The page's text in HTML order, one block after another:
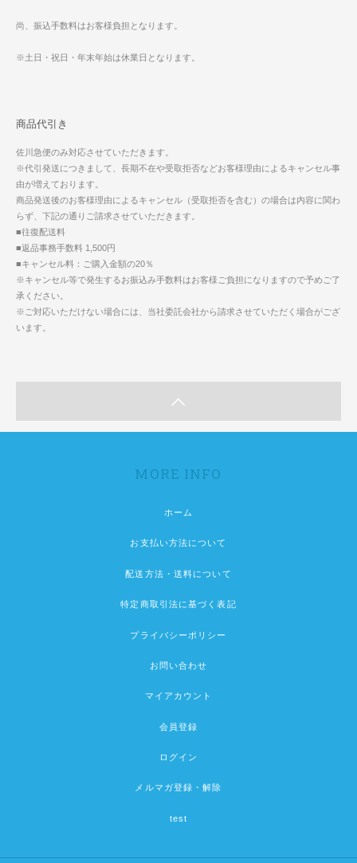
尚、振込手数料はお客様負担となります。
※土日・祝日・年末年始は休業日となります。
商品代引き
佐川急便のみ対応させていただきます。
※代引発送につきまして、長期不在や受取拒否などお客様理由によるキャンセル事
由が増えております。
商品発送後のお客様理由によるキャンセル（受取拒否を含む）の場合は内容に関わ
らず、下記の通りご請求させていただきます。
■往復配送料
■返品事務手数料 1,500円
■キャンセル料：ご購入金額の20％
※キャンセル等で発生するお振込み手数料はお客様ご負担になりますので予めご了
承ください。
※ご対応いただけない場合には、当社委託会社から請求させていただく場合がござ
います。
MORE INFO
ホーム
お支払い方法について
配送方法・送料について
特定商取引法に基づく表記
プライバシーポリシー
お問い合わせ
マイアカウント
会員登録
ログイン
メルマガ登録・解除
test